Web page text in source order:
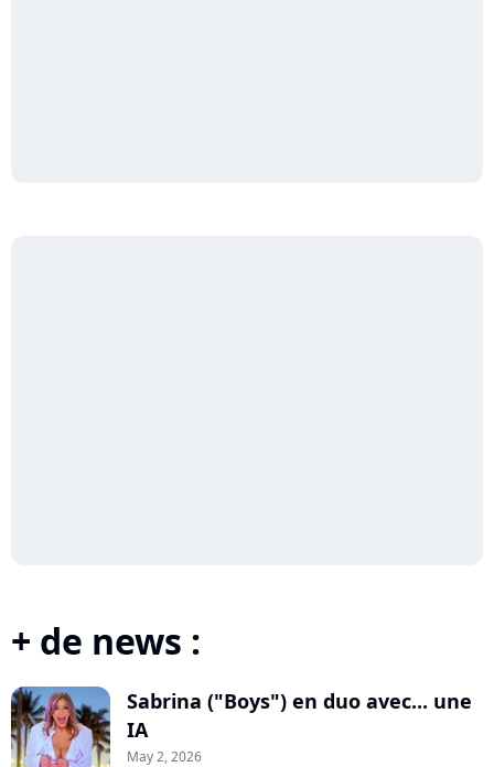
+ de news :
Sabrina ("Boys") en duo avec... une
IA
May 2, 2026